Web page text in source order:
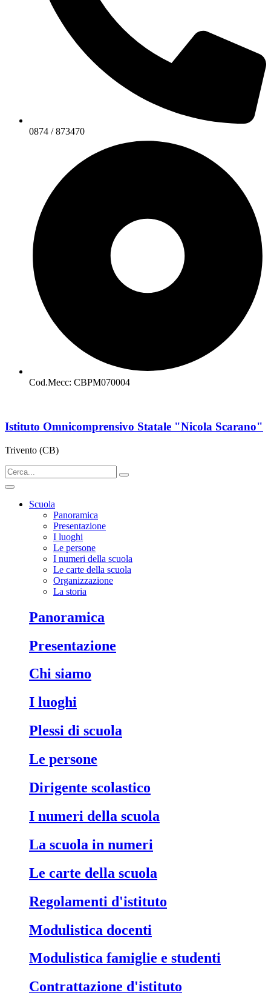
0874 / 873470
Cod.Mecc: CBPM070004
Istituto Omnicomprensivo Statale "Nicola Scarano"
Trivento (CB)
Scuola
Panoramica
Presentazione
I luoghi
Le persone
I numeri della scuola
Le carte della scuola
Organizzazione
La storia
Panoramica
Presentazione
Chi siamo
I luoghi
Plessi di scuola
Le persone
Dirigente scolastico
I numeri della scuola
La scuola in numeri
Le carte della scuola
Regolamenti d'istituto
Modulistica docenti
Modulistica famiglie e studenti
Contrattazione d'istituto